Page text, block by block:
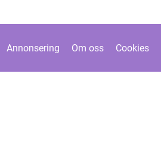
Annonsering Om oss Cookies